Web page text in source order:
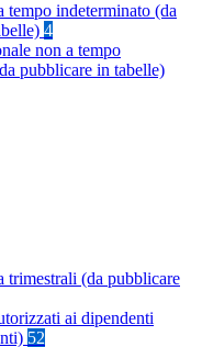
tempo indeterminato (da
4
non a tempo
pubblicare in tabelle)
trimestrali (da pubblicare
ai dipendenti
52